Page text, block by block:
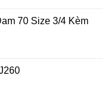
70 Size 3/4 Kèm